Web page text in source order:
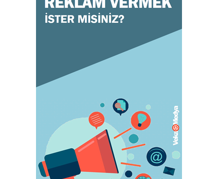
Doğru ayakkabı mutlu çocuk!
July 31, 2023
Orgazm olan kadınlar daha çabuk hamile
kalıyor
May 05, 2023